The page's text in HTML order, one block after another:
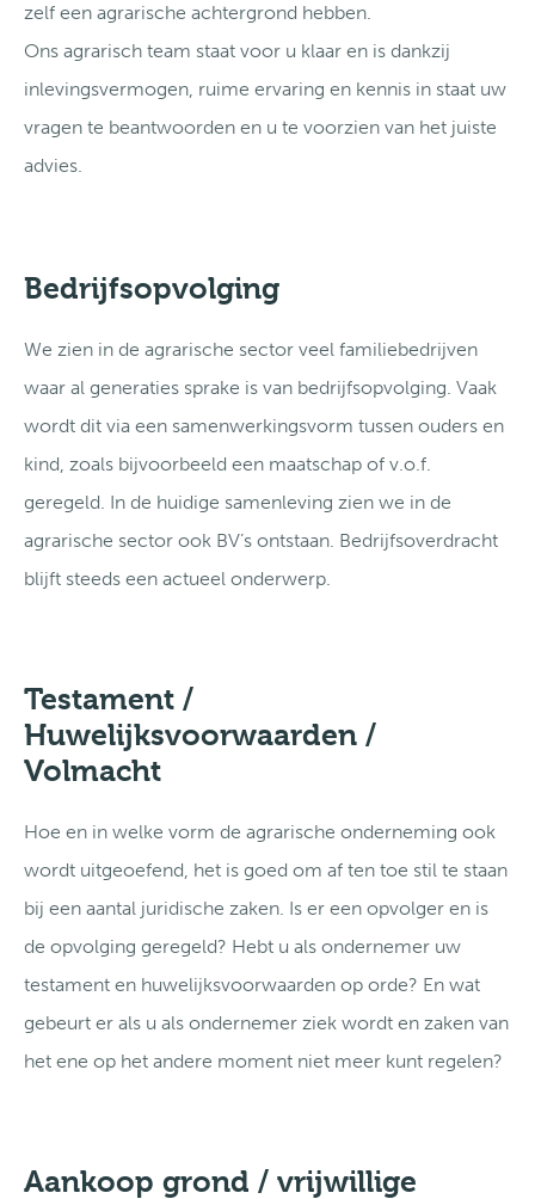
zelf een agrarische achtergrond hebben.
Ons agrarisch team staat voor u klaar en is dankzij
inlevingsvermogen, ruime ervaring en kennis in staat uw
vragen te beantwoorden en u te voorzien van het juiste
advies.
Bedrijfsopvolging
We zien in de agrarische sector veel familiebedrijven
waar al generaties sprake is van bedrijfsopvolging. Vaak
wordt dit via een samenwerkingsvorm tussen ouders en
kind, zoals bijvoorbeeld een maatschap of v.o.f.
geregeld. In de huidige samenleving zien we in de
agrarische sector ook BV’s ontstaan. Bedrijfsoverdracht
blijft steeds een actueel onderwerp.
Testament /
Huwelijksvoorwaarden /
Volmacht
Hoe en in welke vorm de agrarische onderneming ook
wordt uitgeoefend, het is goed om af ten toe stil te staan
bij een aantal juridische zaken. Is er een opvolger en is
de opvolging geregeld? Hebt u als ondernemer uw
testament en huwelijksvoorwaarden op orde? En wat
gebeurt er als u als ondernemer ziek wordt en zaken van
het ene op het andere moment niet meer kunt regelen?
Aankoop grond / vrijwillige